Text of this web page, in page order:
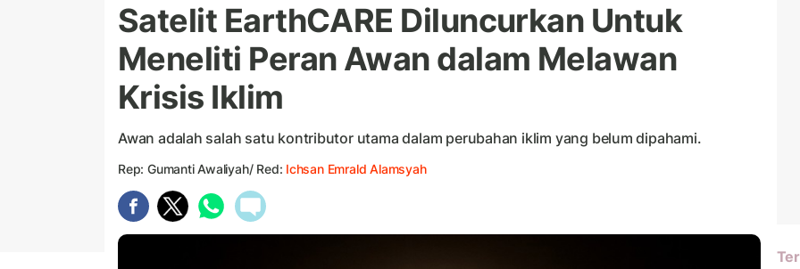
Satelit EarthCARE Diluncurkan Untuk
Meneliti Peran Awan dalam Melawan
Krisis Iklim
Awan adalah salah satu kontributor utama dalam perubahan iklim yang belum dipahami.
Rep: Gumanti Awaliyah/ Red: Ichsan Emrald Alamsyah